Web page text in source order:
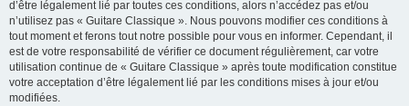
d’être légalement lié par toutes ces conditions, alors n’accédez pas et/ou
n’utilisez pas « Guitare Classique ». Nous pouvons modifier ces conditions à
tout moment et ferons tout notre possible pour vous en informer. Cependant, il
est de votre responsabilité de vérifier ce document régulièrement, car votre
utilisation continue de « Guitare Classique » après toute modification constitue
votre acceptation d’être légalement lié par les conditions mises à jour et/ou
modifiées.